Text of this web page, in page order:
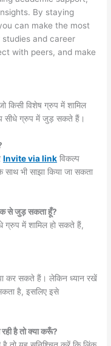
By staying
can make the most
and career
with peers, and make
किसी विशेष ग्रुप में शामिल
सीधे ग्रुप में जुड़ सकते हैं।
Invite via link विकल्प
भी साझा किया जा सकता
से जुड़ सकता हूँ?
ग्रुप में शामिल हो सकते हैं,
कर सकते हैं। लेकिन ध्यान रखें
है, इसलिए इसे
है तो क्या करूँ?